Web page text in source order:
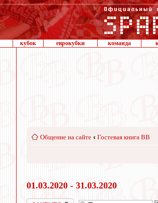
кубок еврокубки команда
Общение на сайте ‹ Гостевая книга ВВ
01.03.2020 - 31.03.2020